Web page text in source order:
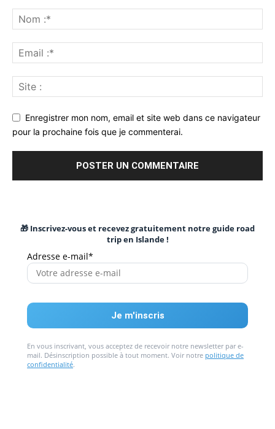
Enregistrer mon nom, email et site web dans ce navigateur
pour la prochaine fois que je commenterai.
🎁 Inscrivez-vous et recevez gratuitement notre guide road
trip en Islande !
Adresse e-mail*
En vous inscrivant, vous acceptez de recevoir notre newsletter par e-
mail. Désinscription possible à tout moment. Voir notre politique de
confidentialité.